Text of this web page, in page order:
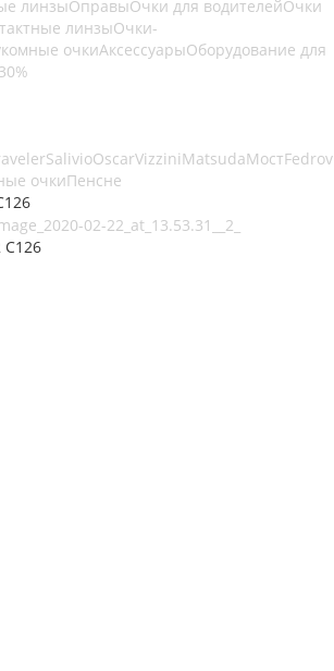
линзыОправыОчки для водителейОчки
линзыОчки-
очкиАксессуарыОборудование для
SalivioOscarVizziniMatsudaМостFedrov
очкиПенсне